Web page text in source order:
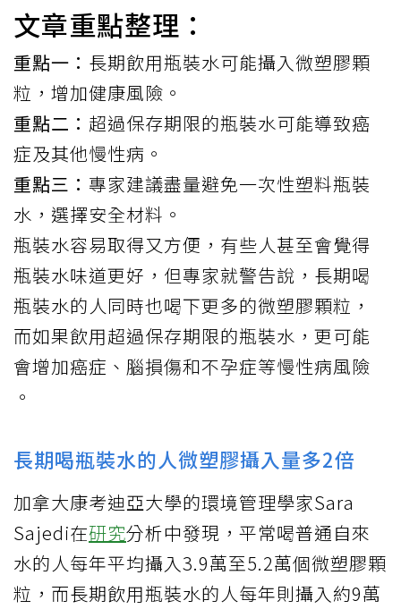
文章重點整理：
重點一： 長期飲用瓶裝水可能攝入微塑膠顆
粒，增加健康風險。
重點二： 超過保存期限的瓶裝水可能導致癌
症及其他慢性病。
重點三： 專家建議盡量避免一次性塑料瓶裝
水，選擇安全材料。
瓶裝水容易取得又方便，有些人甚至會覺得
瓶裝水味道更好，但專家就警告說，長期喝
瓶裝水的人同時也喝下更多的微塑膠顆粒，
而如果飲用超過保存期限的瓶裝水，更可能
會增加癌症 、腦損傷和不孕症等慢性病風險
。
長期喝瓶裝水的人微塑膠攝入量多2倍
加拿大康考迪亞大學的環境管理學家Sara
Sajedi在研究分析中發現，平常喝普通自來
水的人每年平均攝入3.9萬至5.2萬個微塑膠顆
粒，而長期飲用瓶裝水的人每年則攝入約9萬